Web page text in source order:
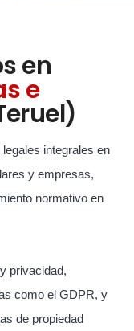
en
e
integrales en
y empresas,
normativo en
privacidad,
como el GDPR, y
de propiedad